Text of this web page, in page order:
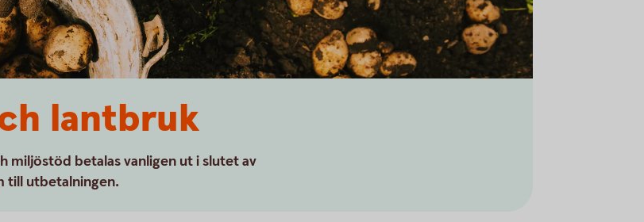
lantbruk
miljöstöd betalas vanligen ut i slutet av
till utbetalningen.